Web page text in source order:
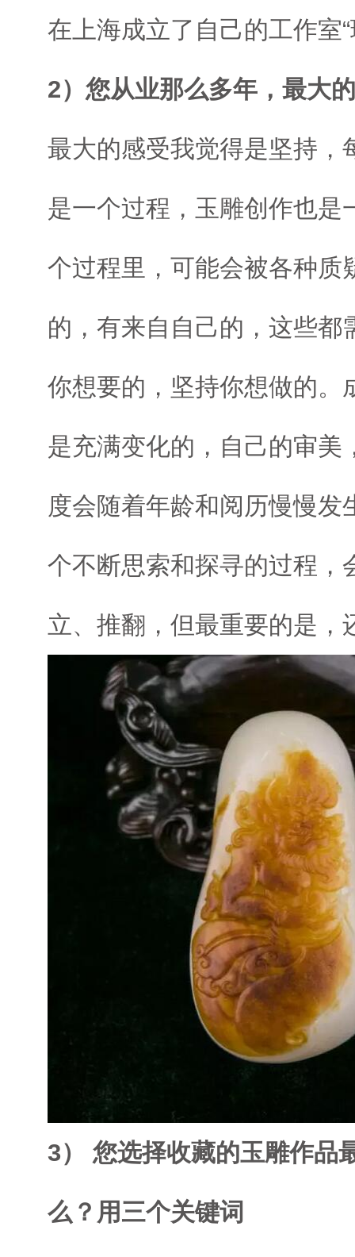
在上海成立了自己的工作室
2）您从业那么多年，最大
最大的感受我觉得是坚持，
是一个过程，玉雕创作也是
个过程里，可能会被各种质
的，有来自自己的，这些都
你想要的，坚持你想做的。
是充满变化的，自己的审美
度会随着年龄和阅历慢慢发
个不断思索和探寻的过程，
立、推翻，但最重要的是，
3） 您选择收藏的玉雕作品
么？用三个关键词